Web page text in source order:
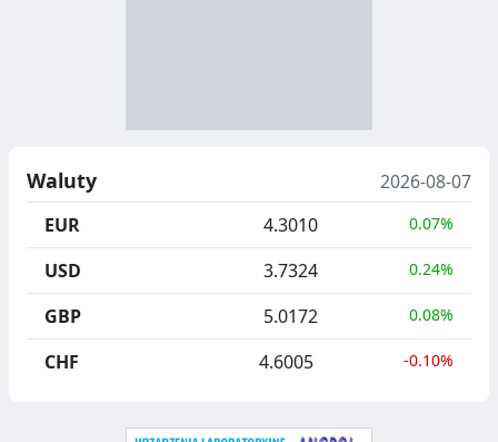
N
E
,
S
E
B
C
J
A
Waluty
2026-08-07
EUR
4.3010 0.07%
USD 3.7324 0.24%
GBP 5.0172 0.08%
CHF 4.6005 -0.10%